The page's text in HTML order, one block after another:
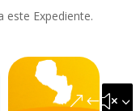
este Expediente.